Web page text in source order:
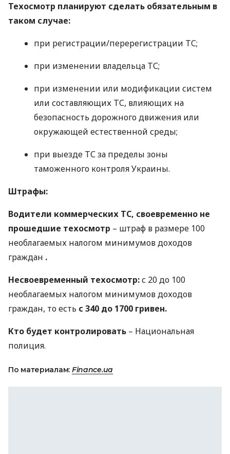
Техосмотр планируют сделать обязательным в
таком случае:
при регистрации/перерегистрации ТС;
при изменении владельца ТС;
при изменении или модификации систем
или составляющих ТС, влияющих на
безопасность дорожного движения или
окружающей естественной среды;
при выезде ТС за пределы зоны
таможенного контроля Украины.
Штрафы:
Водители коммерческих ТС, своевременно не
прошедшие техосмотр – штраф в размере 100
необлагаемых налогом минимумов доходов
граждан .
Несвоевременный техосмотр:с 20 до 100
необлагаемых налогом минимумов доходов
граждан, то есть с 340 до 1700 гривен.
Кто будет контролировать – Национальная
полиция.
По материалам: Finance.ua